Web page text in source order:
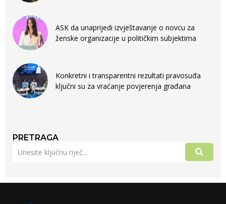
ASK da unaprijedi izvještavanje o novcu za
ženske organizacije u političkim subjektima
Konkretni i transparentni rezultati pravosuđa
ključni su za vraćanje povjerenja građana
PRETRAGA